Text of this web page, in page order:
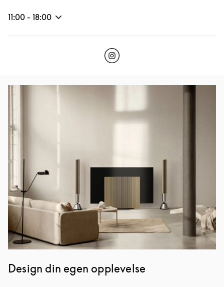
11:00 - 18:00
Click to open Instagram
Link Opens in New Tab
Bilde av arrangement
Design din egen opplevelse